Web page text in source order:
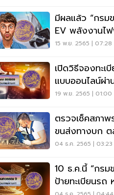
มีผลแล้ว “กรม
EV พลังงานไ
15 พ.ย. 2565 | 07:28
เปิดวิธีจองทะ
แบบออนไลน์ผ่
ทางบก
19 พ.ย. 2565 | 01:00
ตรวจเช็คสภา
ขนส่งทางบก ต
ใหม่
04 ธ.ค. 2565 | 03:23
10 ธ.ค.นี้ “กรม
ป้ายทะเบียนร